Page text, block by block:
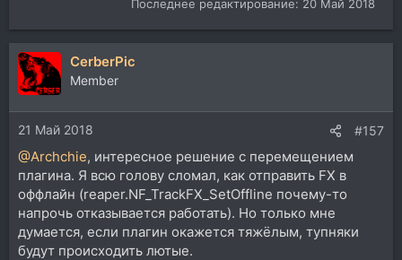
Последнее редактирование: 20 Май 2018
CerberPic
Member
21 Май 2018 #157
@Archchie, интересное решение с перемещением
плагина. Я всю голову сломал, как отправить FX в
оффлайн (reaper.NF_TrackFX_SetOffline почему-то
напрочь отказывается работать). Но только мне
думается, если плагин окажется тяжёлым, тупняки
будут происходить лютые.